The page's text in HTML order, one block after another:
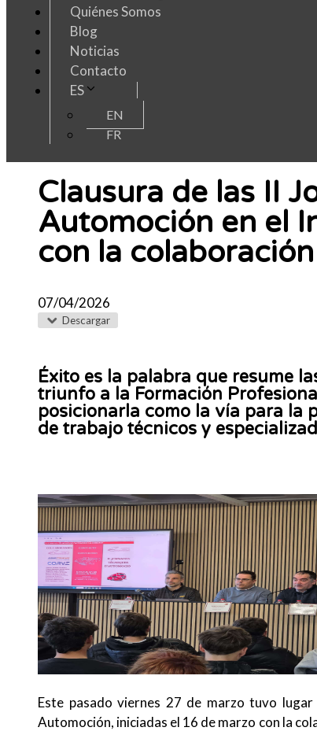
Quiénes Somos
Blog
Noticias
Contacto
ES
EN
FR
Clausura de las II
Automoción en el
con la
07/04/2026
Descargar
Éxito es la palabra que resume
triunfo a la Formación
posicionarla como la vía para la
de trabajo técnicos y
Este pasado viernes 27 de marzo tuvo
Automoción, iniciadas el 16 de marzo con la